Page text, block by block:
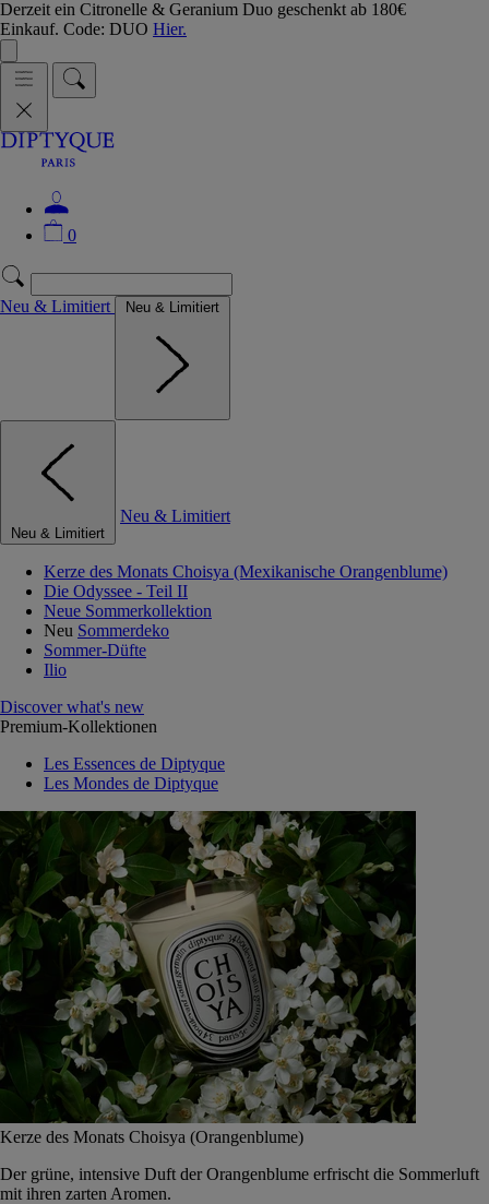
Derzeit ein Citronelle & Geranium Duo geschenkt ab 180€
Einkauf. Code: DUO Hier.
0
Neu & Limitiert Neu & Limitiert
Neu & Limitiert
Neu & Limitiert
Kerze des Monats Choisya (Mexikanische Orangenblume)
Die Odyssee - Teil II
Neue Sommerkollektion
Neu Sommerdeko
Sommer-Düfte
Ilio
Discover what's new
Premium-Kollektionen
Les Essences de Diptyque
Les Mondes de Diptyque
Kerze des Monats Choisya (Orangenblume)
Der grüne, intensive Duft der Orangenblume erfrischt die Sommerluft
mit ihren zarten Aromen.